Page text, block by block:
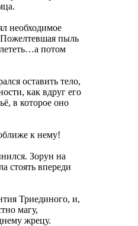
необходимое
Пожелтевшая пыль
потом
оставить тело,
как вдруг его
в которое оно
к нему!
Зорун на
стоять впереди
Триединого, и,
магу,
жрецу.